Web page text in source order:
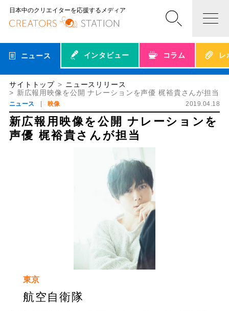
日本中のクリエイターを応援するメディア
ニュース インタビュー コラム レ
サイトトップ
ニュースリリース
新広報用映像を公開 ナレーションを声優 梶裕貴さんが担当
ニュース 映像 2019.04.18
新広報用映像を公開 ナレーションを
声優 梶裕貴さんが担当
東京
航空自衛隊